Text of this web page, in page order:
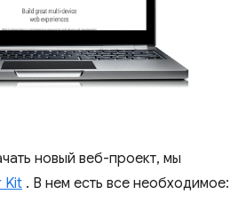
новый веб-проект, мы
Kit . В нем есть все необходимое: